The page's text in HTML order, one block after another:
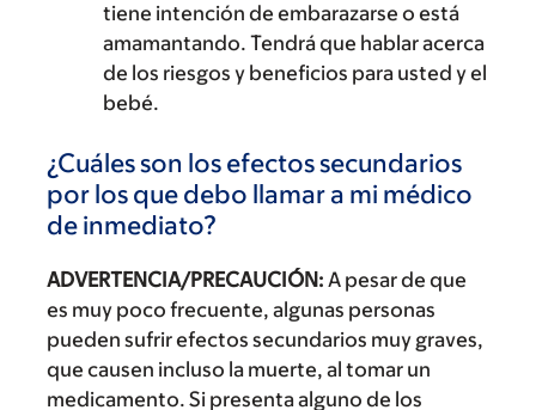
tiene intención de embarazarse o está
amamantando. Tendrá que hablar acerca
de los riesgos y beneficios para usted y el
bebé.
¿Cuáles son los efectos secundarios
por los que debo llamar a mi médico
de inmediato?
ADVERTENCIA/PRECAUCIÓN: A pesar de que
es muy poco frecuente, algunas personas
pueden sufrir efectos secundarios muy graves,
que causen incluso la muerte, al tomar un
medicamento. Si presenta alguno de los